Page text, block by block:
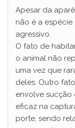
Apesar da
não é a
agressivo.
O fato de
o animal não
uma vez que
deles. Outro
envolve sucção
eficaz na
porte, sendo